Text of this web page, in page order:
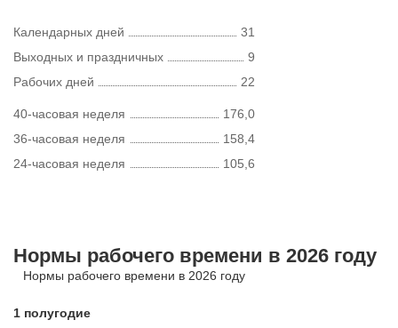
Календарных дней
31
Выходных и праздничных
9
Рабочих дней
22
40-часовая неделя
176,0
36-часовая неделя
158,4
24-часовая неделя
105,6
Нормы рабочего времени в 2026 году
Нормы рабочего времени в 2026 году
1 полугодие